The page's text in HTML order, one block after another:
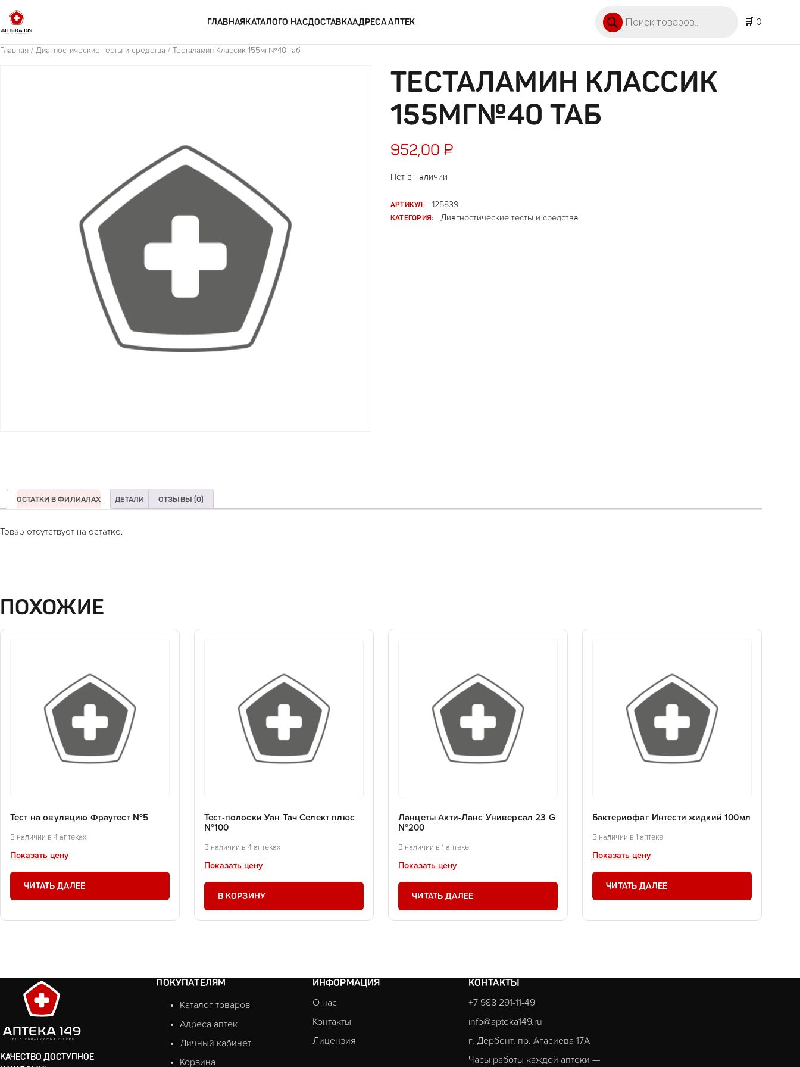
ГЛАВНАЯКАТАЛОГО НАСДОСТАВКААДРЕСА АПТЕК
🛒 0
Главная / Диагностические тесты и средства / Тесталамин Классик 155мг№40 таб
ТЕСТАЛАМИН КЛАССИК
155МГ№40 ТАБ
952,00 ₽
Нет в наличии
АРТИКУЛ:
125839
КАТЕГОРИЯ:
Диагностические тесты и средства
ОСТАТКИ В ФИЛИАЛАХ ДЕТАЛИ ОТЗЫВЫ (0)
Товар отсутствует на остатке.
ПОХОЖИЕ
Тест на овуляцию Фраутест №5
В наличии в 4 аптеках
Показать цену
ЧИТАТЬ ДАЛЕЕ
Тест-полоски Уан Тач Селект плюс
№100
В наличии в 4 аптеках
Показать цену
В КОРЗИНУ
Ланцеты Акти-Ланс Универсал 23 G
№200
В наличии в 1 аптеке
Показать цену
ЧИТАТЬ ДАЛЕЕ
Бактериофаг Интести жидкий 100мл
В наличии в 1 аптеке
Показать цену
ЧИТАТЬ ДАЛЕЕ
КАЧЕСТВО ДОСТУПНОЕ
ПОКУПАТЕЛЯМ
Каталог товаров
Адреса аптек
Личный кабинет
Корзина
ИНФОРМАЦИЯ
О нас
Контакты
Лицензия
КОНТАКТЫ
+7 988 291-11-49
info@apteka149.ru
г. Дербент, пр. Агасиева 17А
Часы работы каждой аптеки —